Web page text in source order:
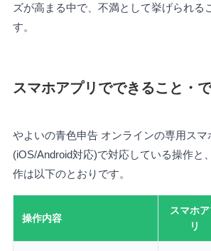
ズが高まる中で、不満として挙げられる
す。
スマホアプリでできること・
やよいの青色申告 オンラインの専用スマ
(iOS/Android対応)で対応している操作と
作は以下のとおりです。
操作内容
スマホ
リ